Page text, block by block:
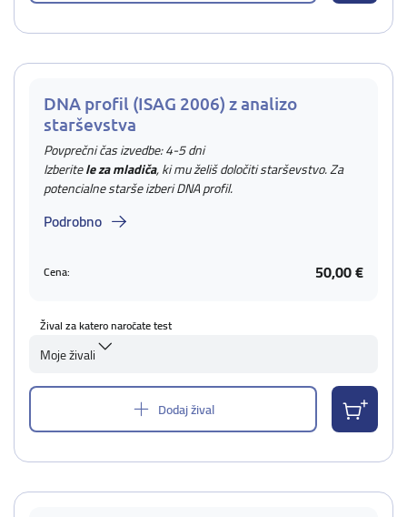
DNA profil (ISAG 2006) z analizo
starševstva
Povprečni čas izvedbe: 4-5 dni
Izberitele za mladiča, ki mu želiš določiti starševstvo. Za
potencialne starše izberi DNA profil.
Podrobno
Cena: 50,00 €
Žival za katero naročate test
Moje živali
Dodaj žival